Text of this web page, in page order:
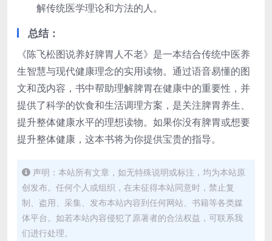
解传统医学理论和方法的人。
总结：
《陈飞松图说养好脾胃人不老》是一本结合传统中医养
生智慧与现代健康理念的实用读物。通过语音易懂的图
文和茂内容，书中帮助理解脾胃在健康中的重要性，并
提供了科学的饮食和生活调理方案，是关注脾胃养生、
提升整体健康水平的理想读物。如果你没有脾胃或想要
提升整体健康，这本书将为你提供宝贵的指导。
声明：本站所有文章，如无特殊说明或标注，均为本站原
创发布。任何个人或组织，在未征得本站同意时，禁止复
制、盗用、采集、发布本站内容到任何网站、书籍等各类媒
体平台。如若本站内容侵犯了原著者的合法权益，可联系我
们进行处理。